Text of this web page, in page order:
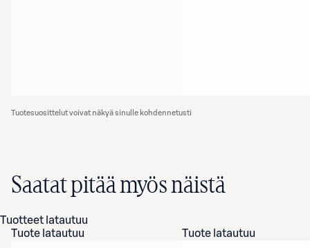
Tuotesuosittelut voivat näkyä sinulle kohdennetusti
Saatat pitää myös näistä
Tuotteet latautuu
Tuote latautuu
Tuote latautuu